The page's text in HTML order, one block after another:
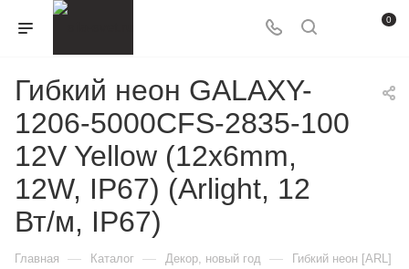
0
Гибкий неон GALAXY-
1206-5000CFS-2835-100
12V Yellow (12x6mm,
12W, IP67) (Arlight, 12
Вт/м, IP67)
Главная — Каталог — Декор, новый год — Гибкий неон [ARL]